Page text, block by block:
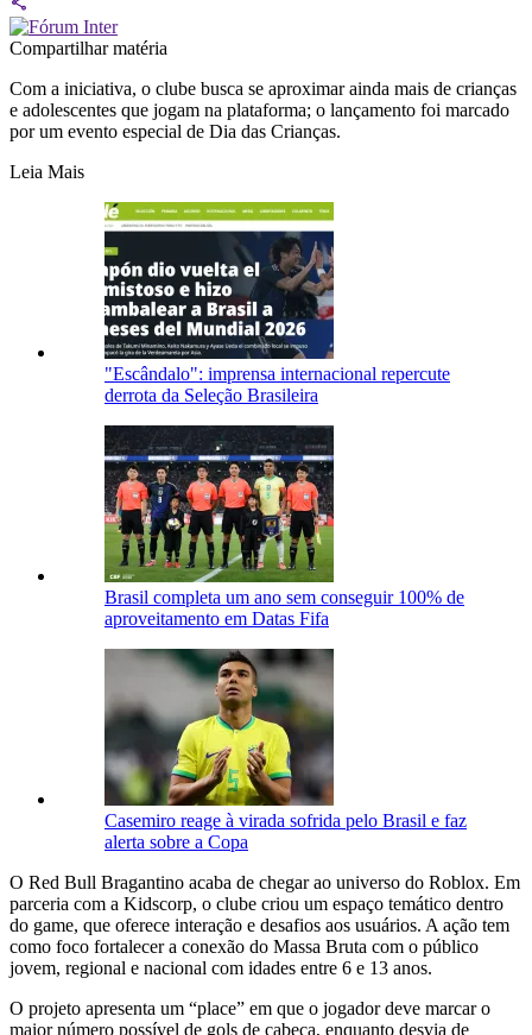
Compartilhar matéria
Com a iniciativa, o clube busca se aproximar ainda mais de crianças
e adolescentes que jogam na plataforma; o lançamento foi marcado
por um evento especial de Dia das Crianças.
Leia Mais
"Escândalo": imprensa internacional repercute
derrota da Seleção Brasileira
Brasil completa um ano sem conseguir 100% de
aproveitamento em Datas Fifa
Casemiro reage à virada sofrida pelo Brasil e faz
alerta sobre a Copa
O Red Bull Bragantino acaba de chegar ao universo do Roblox. Em
parceria com a Kidscorp, o clube criou um espaço temático dentro
do game, que oferece interação e desafios aos usuários. A ação tem
como foco fortalecer a conexão do Massa Bruta com o público
jovem, regional e nacional com idades entre 6 e 13 anos.
O projeto apresenta um “place” em que o jogador deve marcar o
maior número possível de gols de cabeça, enquanto desvia de